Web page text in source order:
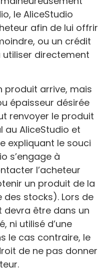
le AliceStudio
afin de lui offrir
ou un crédit
utiliser directement
produit arrive, mais
épaisseur désirée
renvoyer le produit
au AliceStudio et
expliquant le souci
s’engage à
l’acheteur
un produit de la
stocks). Lors de
devra être dans un
ni utilisé d’une
le cas contraire, le
de ne pas donner